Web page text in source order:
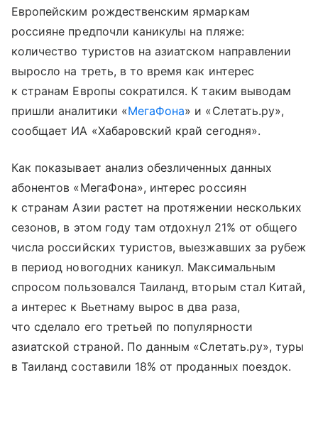
Европейским рождественским ярмаркам
россияне предпочли каникулы на пляже:
количество туристов на азиатском направлении
выросло на треть, в то время как интерес
к странам Европы сократился. К таким выводам
пришли аналитики «МегаФона» и «Слетать.ру»,
сообщает ИА «Хабаровский край сегодня».
Как показывает анализ обезличенных данных
абонентов «МегаФона», интерес россиян
к странам Азии растет на протяжении нескольких
сезонов, в этом году там отдохнул 21% от общего
числа российских туристов, выезжавших за рубеж
в период новогодних каникул. Максимальным
спросом пользовался Таиланд, вторым стал Китай,
а интерес к Вьетнаму вырос в два раза,
что сделало его третьей по популярности
азиатской страной. По данным «Слетать.ру», туры
в Таиланд составили 18% от проданных поездок.